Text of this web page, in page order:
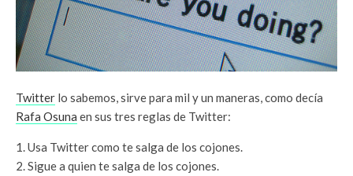
Twitter lo sabemos, sirve para mil y un maneras, como decía
Rafa Osuna en sus tres reglas de Twitter:
1. Usa Twitter como te salga de los cojones.
2. Sigue a quien te salga de los cojones.